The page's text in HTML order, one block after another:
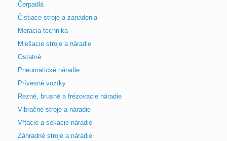
Čerpadlá
Čistiace stroje a zariadenia
Meracia technika
Miešacie stroje a náradie
Ostatné
Pneumatické náradie
Prívesné vozíky
Rezné, brusné a frézovacie náradie
Vibračné stroje a náradie
Vŕtacie a sekacie náradie
Záhradné stroje a náradie